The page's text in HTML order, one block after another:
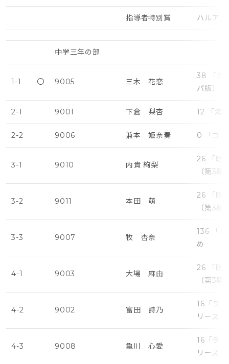
指導者特別賞 ハルア
中学三年の部
1-1 〇 9005 三木 花恋
38 「白
パ版）・
2-1 9001 下倉 梨杏 12 「海
2-2 9006 兼本 姫奈奏 0 「コン
3-1 9010 内貴 絢梨
26 「眠
（第3幕
3-2 9011 本田 萌
26 「眠
（第3幕
3-3 9007 牧 杏奈
136 「パ
め
4-1 9003 大場 麻由
26 「眠
（第3幕
4-2 9002 富田 詩乃
16「ラ
リーズ・
4-3 9008 亀川 心愛
16「ラ
リーズ・